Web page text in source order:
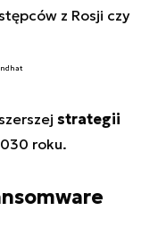
z Rosji czy
strategii
roku.